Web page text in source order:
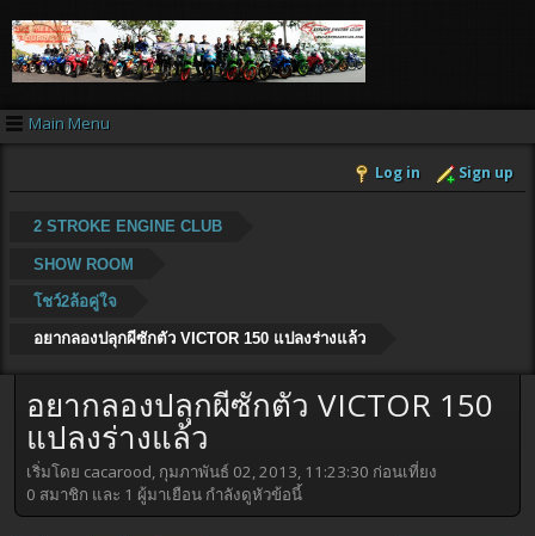
Main Menu
Log in Sign up
2 STROKE ENGINE CLUB
SHOW ROOM
โชว์2ล้อคู่ใจ
อยากลองปลุกผีซักตัว VICTOR 150 แปลงร่างแล้ว
อยากลองปลุกผีซักตัว VICTOR 150
แปลงร่างแล้ว
เริ่มโดย cacarood, กุมภาพันธ์ 02, 2013, 11:23:30 ก่อนเที่ยง
0 สมาชิก และ 1 ผู้มาเยือน กำลังดูหัวข้อนี้